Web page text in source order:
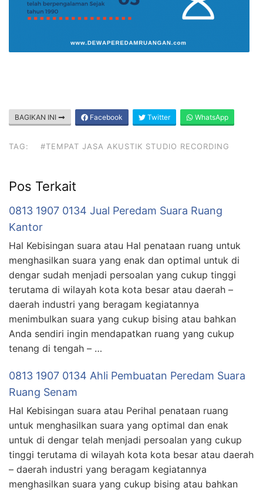
BAGIKAN INI Facebook Twitter WhatsApp
TAG: #TEMPAT JASA AKUSTIK STUDIO RECORDING
Pos Terkait
0813 1907 0134 Jual Peredam Suara Ruang
Kantor
Hal Kebisingan suara atau Hal penataan ruang untuk
menghasilkan suara yang enak dan optimal untuk di
dengar sudah menjadi persoalan yang cukup tinggi
terutama di wilayah kota kota besar atau daerah –
daerah industri yang beragam kegiatannya
menimbulkan suara yang cukup bising atau bahkan
Anda sendiri ingin mendapatkan ruang yang cukup
tenang di tengah – …
0813 1907 0134 Ahli Pembuatan Peredam Suara
Ruang Senam
Hal Kebisingan suara atau Perihal penataan ruang
untuk menghasilkan suara yang optimal dan enak
untuk di dengar telah menjadi persoalan yang cukup
tinggi terutama di wilayah kota kota besar atau daerah
– daerah industri yang beragam kegiatannya
menghasilkan suara yang cukup bising atau bahkan